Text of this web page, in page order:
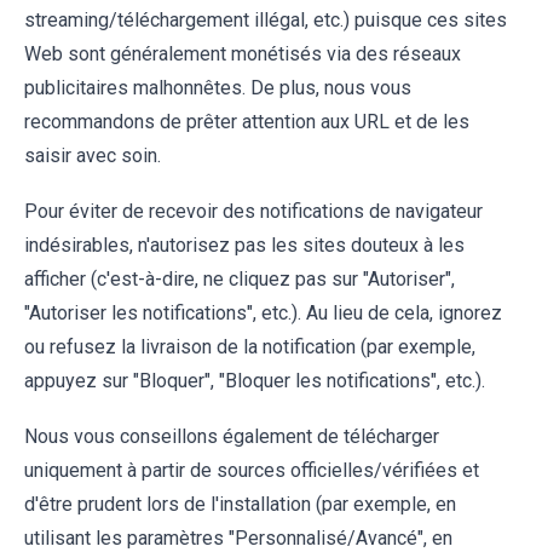
streaming/téléchargement illégal, etc.) puisque ces sites
Web sont généralement monétisés via des réseaux
publicitaires malhonnêtes. De plus, nous vous
recommandons de prêter attention aux URL et de les
saisir avec soin.
Pour éviter de recevoir des notifications de navigateur
indésirables, n'autorisez pas les sites douteux à les
afficher (c'est-à-dire, ne cliquez pas sur "Autoriser",
"Autoriser les notifications", etc.). Au lieu de cela, ignorez
ou refusez la livraison de la notification (par exemple,
appuyez sur "Bloquer", "Bloquer les notifications", etc.).
Nous vous conseillons également de télécharger
uniquement à partir de sources officielles/vérifiées et
d'être prudent lors de l'installation (par exemple, en
utilisant les paramètres "Personnalisé/Avancé", en